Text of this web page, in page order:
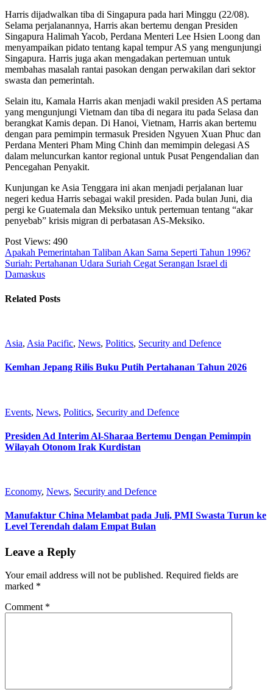
Harris dijadwalkan tiba di Singapura pada hari Minggu (22/08).
Selama perjalanannya, Harris akan bertemu dengan Presiden
Singapura Halimah Yacob, Perdana Menteri Lee Hsien Loong dan
menyampaikan pidato tentang kapal tempur AS yang mengunjungi
Singapura. Harris juga akan mengadakan pertemuan untuk
membahas masalah rantai pasokan dengan perwakilan dari sektor
swasta dan pemerintah.
Selain itu, Kamala Harris akan menjadi wakil presiden AS pertama
yang mengunjungi Vietnam dan tiba di negara itu pada Selasa dan
berangkat Kamis depan. Di Hanoi, Vietnam, Harris akan bertemu
dengan para pemimpin termasuk Presiden Ngyuen Xuan Phuc dan
Perdana Menteri Pham Ming Chinh dan memimpin delegasi AS
dalam meluncurkan kantor regional untuk Pusat Pengendalian dan
Pencegahan Penyakit.
Kunjungan ke Asia Tenggara ini akan menjadi perjalanan luar
negeri kedua Harris sebagai wakil presiden. Pada bulan Juni, dia
pergi ke Guatemala dan Meksiko untuk pertemuan tentang “akar
penyebab” krisis migran di perbatasan AS-Meksiko.
Post Views: 490
Apakah Pemerintahan Taliban Akan Sama Seperti Tahun 1996?
Suriah: Pertahanan Udara Suriah Cegat Serangan Israel di
Damaskus
Related Posts
Asia, Asia Pacific, News, Politics, Security and Defence
Kemhan Jepang Rilis Buku Putih Pertahanan Tahun 2026
Events, News, Politics, Security and Defence
Presiden Ad Interim Al-Sharaa Bertemu Dengan Pemimpin
Wilayah Otonom Irak Kurdistan
Economy, News, Security and Defence
Manufaktur China Melambat pada Juli, PMI Swasta Turun ke
Level Terendah dalam Empat Bulan
Leave a Reply
Your email address will not be published. Required fields are
marked *
Comment *